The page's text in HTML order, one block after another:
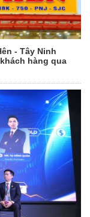
- Tây Ninh
hàng qua